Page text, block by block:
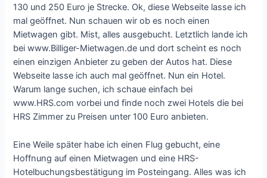
130 und 250 Euro je Strecke. Ok, diese Webseite lasse ich
mal geöffnet. Nun schauen wir ob es noch einen
Mietwagen gibt. Mist, alles ausgebucht. Letztlich lande ich
bei www.Billiger-Mietwagen.de und dort scheint es noch
einen einzigen Anbieter zu geben der Autos hat. Diese
Webseite lasse ich auch mal geöffnet. Nun ein Hotel.
Warum lange suchen, ich schaue einfach bei
www.HRS.com vorbei und finde noch zwei Hotels die bei
HRS Zimmer zu Preisen unter 100 Euro anbieten.
Eine Weile später habe ich einen Flug gebucht, eine
Hoffnung auf einen Mietwagen und eine HRS-
Hotelbuchungsbestätigung im Posteingang. Alles was ich